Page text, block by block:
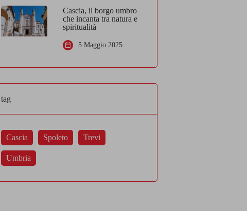
Cascia, il borgo umbro
che incanta tra natura e
spiritualità
5 Maggio 2025
tag
Cascia Spoleto Trevi
Umbria